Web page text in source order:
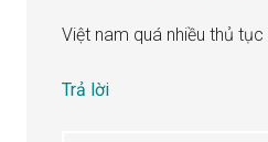
Việt nam quá nhiều thủ
Trả lời